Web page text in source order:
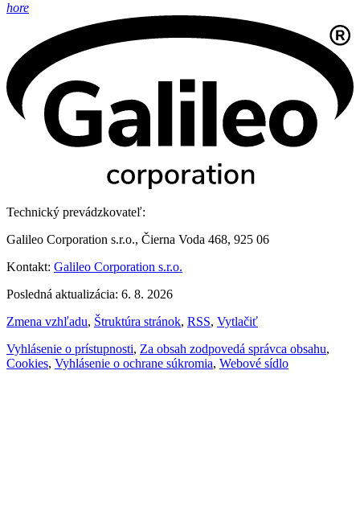
hore
Technický prevádzkovateľ:
Galileo Corporation s.r.o., Čierna Voda 468, 925 06
Kontakt: Galileo Corporation s.r.o.
Posledná aktualizácia: 6. 8. 2026
Zmena vzhľadu, Štruktúra stránok, RSS, Vytlačiť
Vyhlásenie o prístupnosti, Za obsah zodpovedá správca obsahu,
Cookies, Vyhlásenie o ochrane súkromia, Webové sídlo